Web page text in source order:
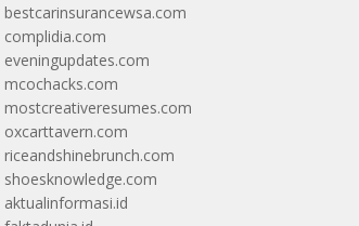
bestcarinsurancewsa.com
complidia.com
eveningupdates.com
mcochacks.com
mostcreativeresumes.com
oxcarttavern.com
riceandshinebrunch.com
shoesknowledge.com
aktualinformasi.id